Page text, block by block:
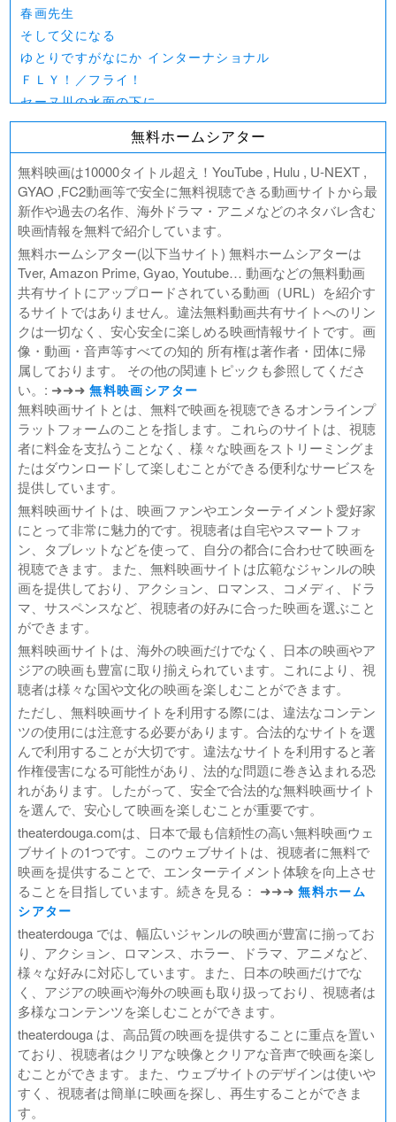
春画先生
そして父になる
ゆとりですがなにか インターナショナル
ＦＬＹ！／フライ！
セーヌ川の水面の下に
北極百貨店のコンシェルジュさん
好きでも嫌いなあまのじゃく
デジモンアドベンチャー02 THE BEGINNING
範馬刃牙VSケンガンアシュラ
一月の声に歓びを刻め
PLAY! ～勝つとか負けるとかは、どーでもよくて～
ULTRAMAN： RISING
BLAME!（ブラム）
ゴールデンカムイ
FUKUYAMA MASAHARU LIVE FILM 言霊の幸わう夏
@NIPPON BUDOKAN 2023
春の画 SHUNGA
熱のあとに
Civil War（原題）
翔んで埼玉 ～琵琶湖より愛をこめて～
無料ホームシアター
無料映画は10000タイトル超え！YouTube , Hulu , U-NEXT ,
GYAO ,FC2動画等で安全に無料視聴できる動画サイトから最
新作や過去の名作、海外ドラマ・アニメなどのネタバレ含む
映画情報を無料で紹介しています。
無料ホームシアター(以下当サイト) 無料ホームシアターは
Tver, Amazon Prime, Gyao, Youtube… 動画などの無料動画
共有サイトにアップロードされている動画（URL）を紹介す
るサイトではありません。違法無料動画共有サイトへのリン
クは一切なく、安心安全に楽しめる映画情報サイトです。画
像・動画・音声等すべての知的 所有権は著作者・団体に帰
属しております。 その他の関連トピックも参照してくださ
い。: ➜➜➜無料映画シアター
無料映画サイトとは、無料で映画を視聴できるオンラインプ
ラットフォームのことを指します。これらのサイトは、視聴
者に料金を支払うことなく、様々な映画をストリーミングま
たはダウンロードして楽しむことができる便利なサービスを
提供しています。
無料映画サイトは、映画ファンやエンターテイメント愛好家
にとって非常に魅力的です。視聴者は自宅やスマートフォ
ン、タブレットなどを使って、自分の都合に合わせて映画を
視聴できます。また、無料映画サイトは広範なジャンルの映
画を提供しており、アクション、ロマンス、コメディ、ドラ
マ、サスペンスなど、視聴者の好みに合った映画を選ぶこと
ができます。
無料映画サイトは、海外の映画だけでなく、日本の映画やア
ジアの映画も豊富に取り揃えられています。これにより、視
聴者は様々な国や文化の映画を楽しむことができます。
ただし、無料映画サイトを利用する際には、違法なコンテン
ツの使用には注意する必要があります。合法的なサイトを選
んで利用することが大切です。違法なサイトを利用すると著
作権侵害になる可能性があり、法的な問題に巻き込まれる恐
れがあります。したがって、安全で合法的な無料映画サイト
を選んで、安心して映画を楽しむことが重要です。
theaterdouga.comは、日本で最も信頼性の高い無料映画ウェ
ブサイトの1つです。このウェブサイトは、視聴者に無料で
映画を提供することで、エンターテイメント体験を向上させ
ることを目指しています。続きを見る： ➜➜➜無料ホーム
シアター
theaterdouga では、幅広いジャンルの映画が豊富に揃ってお
り、アクション、ロマンス、ホラー、ドラマ、アニメなど、
様々な好みに対応しています。また、日本の映画だけでな
く、アジアの映画や海外の映画も取り扱っており、視聴者は
多様なコンテンツを楽しむことができます。
theaterdouga は、高品質の映画を提供することに重点を置い
ており、視聴者はクリアな映像とクリアな音声で映画を楽し
むことができます。また、ウェブサイトのデザインは使いや
すく、視聴者は簡単に映画を探し、再生することができま
す。